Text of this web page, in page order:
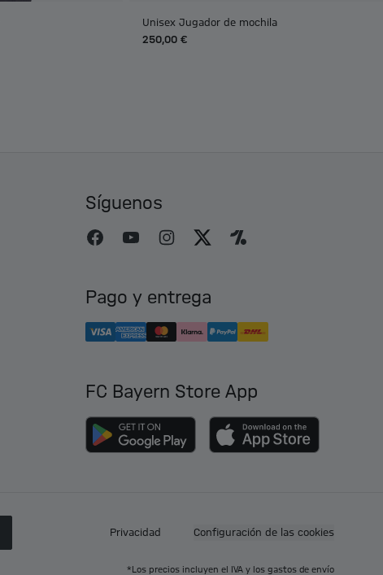
Unisex Jugador de mochila
250,00 €
Síguenos
Pago y entrega
FC Bayern Store App
Privacidad Configuración de las cookies
*Los precios incluyen el IVA y los gastos de envío